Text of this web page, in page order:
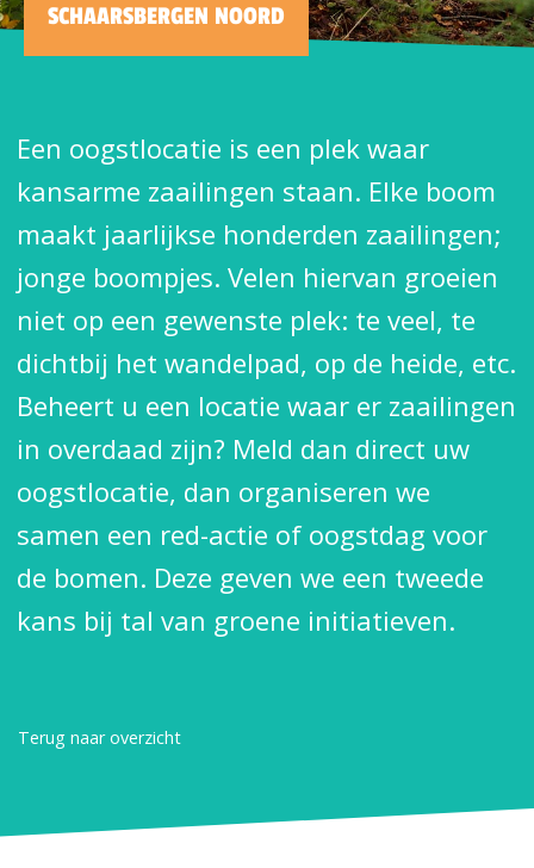
SCHAARSBERGEN NOORD
Een oogstlocatie is een plek waar
kansarme zaailingen staan. Elke boom
maakt jaarlijkse honderden zaailingen;
jonge boompjes. Velen hiervan groeien
niet op een gewenste plek: te veel, te
dichtbij het wandelpad, op de heide, etc.
Beheert u een locatie waar er zaailingen
in overdaad zijn? Meld dan direct uw
oogstlocatie, dan organiseren we
samen een red-actie of oogstdag voor
de bomen. Deze geven we een tweede
kans bij tal van groene initiatieven.
Terug naar overzicht